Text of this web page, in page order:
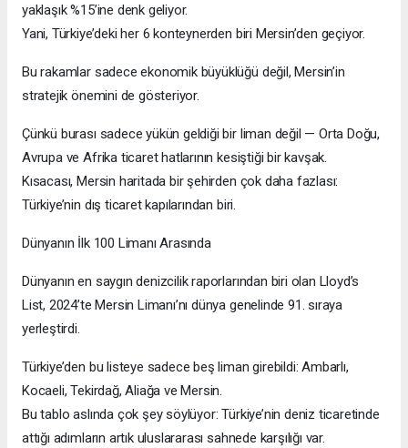
yaklaşık %15’ine denk geliyor.
Yani, Türkiye’deki her 6 konteynerden biri Mersin’den geçiyor.
Bu rakamlar sadece ekonomik büyüklüğü değil, Mersin’in
stratejik önemini de gösteriyor.
Çünkü burası sadece yükün geldiği bir liman değil — Orta Doğu,
Avrupa ve Afrika ticaret hatlarının kesiştiği bir kavşak.
Kısacası, Mersin haritada bir şehirden çok daha fazlası:
Türkiye’nin dış ticaret kapılarından biri.
Dünyanın İlk 100 Limanı Arasında
Dünyanın en saygın denizcilik raporlarından biri olan Lloyd’s
List, 2024’te Mersin Limanı’nı dünya genelinde 91. sıraya
yerleştirdi.
Türkiye’den bu listeye sadece beş liman girebildi: Ambarlı,
Kocaeli, Tekirdağ, Aliağa ve Mersin.
Bu tablo aslında çok şey söylüyor: Türkiye’nin deniz ticaretinde
attığı adımların artık uluslararası sahnede karşılığı var.